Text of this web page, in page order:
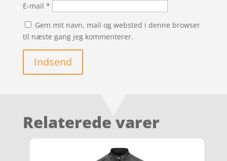
E-mail *
Gem mit navn, mail og websted i denne browser
til næste gang jeg kommenterer.
Indsend
Relaterede varer